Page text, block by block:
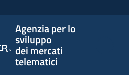
Agenzia per lo
sviluppo
dei mercati
telematici